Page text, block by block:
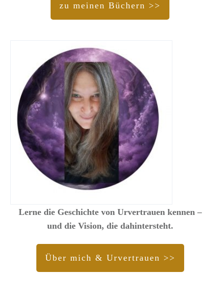
zu meinen Büchern >>
Lerne die Geschichte von Urvertrauen kennen –
und die Vision, die dahintersteht.
Über mich & Urvertrauen >>